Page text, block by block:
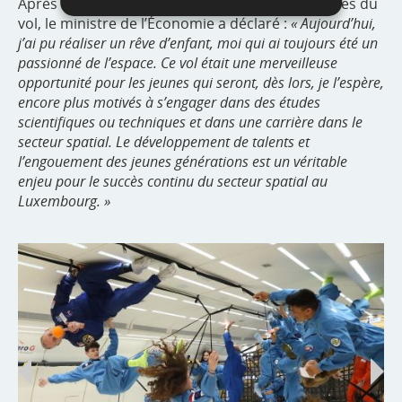
vol, le ministre de l’Économie a déclaré :« Aujourd’hui,
j’ai pu réaliser un rêve d’enfant, moi qui ai toujours été un
passionné de l’espace. Ce vol était une merveilleuse
opportunité pour les jeunes qui seront, dès lors, je l’espère,
encore plus motivés à s’engager dans des études
scientifiques ou techniques et dans une carrière dans le
secteur spatial. Le développement de talents et
l’engouement des jeunes générations est un véritable
enjeu pour le succès continu du secteur spatial au
Luxembourg. »